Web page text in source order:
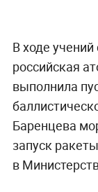
В ходе
российская
выполнила
Баренцева
запуск
в